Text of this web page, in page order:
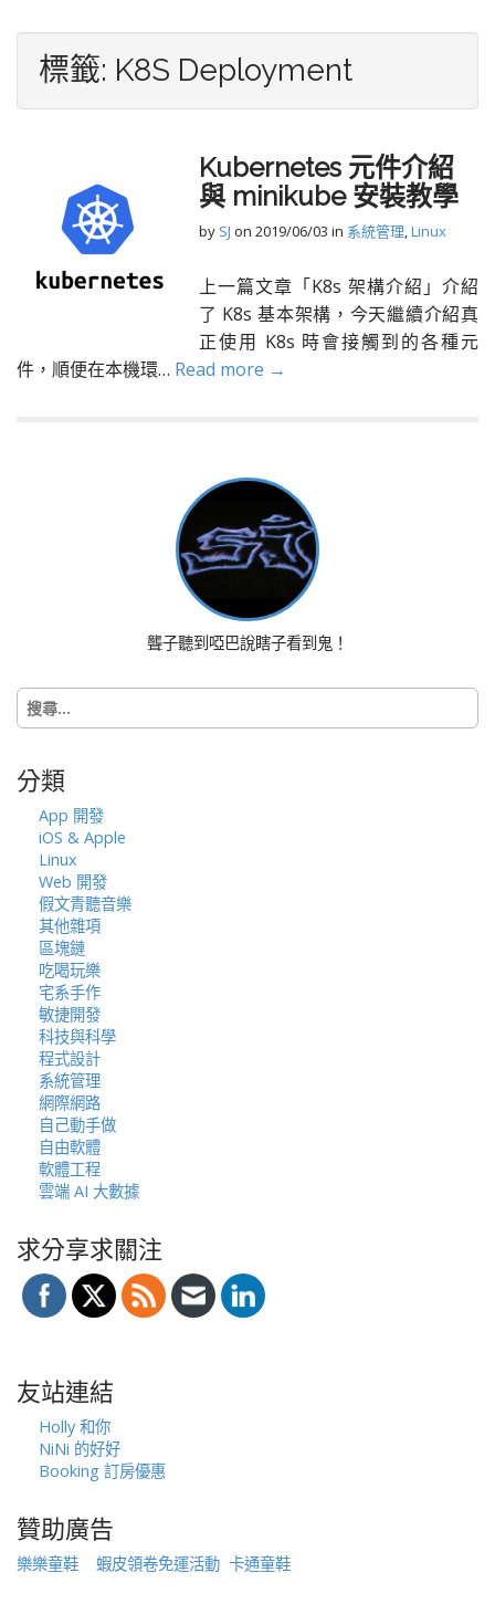
標籤: K8S Deployment
Kubernetes 元件介紹
與 minikube 安裝教學
by SJ on 2019/06/03 in 系統管理,Linux
上一篇文章「K8s 架構介紹」介紹
了 K8s 基本架構，今天繼續介紹真
正使用 K8s 時會接觸到的各種元
件，順便在本機環… Read more →
聾子聽到啞巴說瞎子看到鬼！
搜
尋
字:
分類
App 開發
iOS & Apple
Linux
Web 開發
假文青聽音樂
其他雜項
區塊鏈
吃喝玩樂
宅系手作
敏捷開發
科技與科學
程式設計
系統管理
網際網路
自己動手做
自由軟體
軟體工程
雲端 AI 大數據
求分享求關注
友站連結
Holly 和你
NiNi 的好好
Booking 訂房優惠
贊助廣告
樂樂童鞋 蝦皮領卷免運活動 卡通童鞋